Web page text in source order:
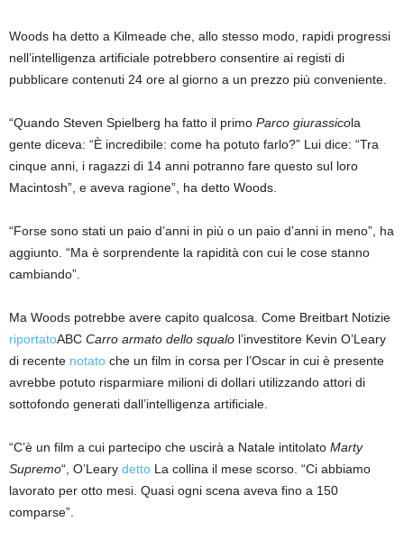
Woods ha detto a Kilmeade che, allo stesso modo, rapidi progressi
nell’intelligenza artificiale potrebbero consentire ai registi di
pubblicare contenuti 24 ore al giorno a un prezzo più conveniente.
“Quando Steven Spielberg ha fatto il primo Parco giurassicola
gente diceva: “È incredibile: come ha potuto farlo?” Lui dice: “Tra
cinque anni, i ragazzi di 14 anni potranno fare questo sul loro
Macintosh”, e aveva ragione”, ha detto Woods.
“Forse sono stati un paio d’anni in più o un paio d’anni in meno”, ha
aggiunto. “Ma è sorprendente la rapidità con cui le cose stanno
cambiando”.
Ma Woods potrebbe avere capito qualcosa. Come Breitbart Notizie
riportatoABC Carro armato dello squalo l’investitore Kevin O’Leary
di recente notato che un film in corsa per l’Oscar in cui è presente
avrebbe potuto risparmiare milioni di dollari utilizzando attori di
sottofondo generati dall’intelligenza artificiale.
“C’è un film a cui partecipo che uscirà a Natale intitolato Marty
Supremo“, O’Leary detto La collina il mese scorso. “Ci abbiamo
lavorato per otto mesi. Quasi ogni scena aveva fino a 150
comparse”.